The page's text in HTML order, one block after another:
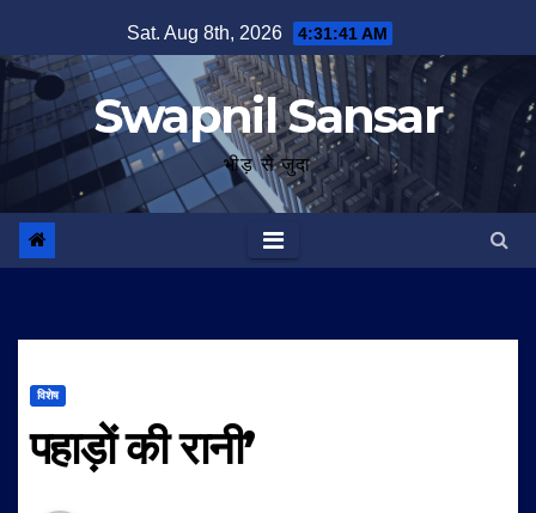
to
content
Sat. Aug 8th, 2026 4:31:42 AM
Swapnil Sansar
भीड़ से जुदा
विशेष
पहाड़ों की रानी’